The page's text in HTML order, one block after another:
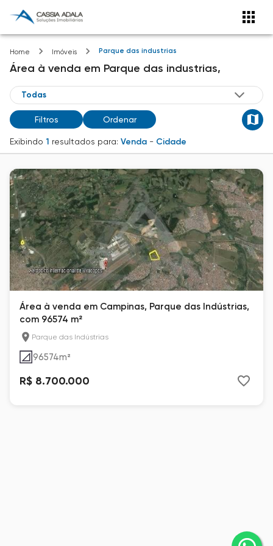
Home Imóveis Parque das industrias
Área à venda em Parque das industrias,
Filtros Ordenar
Exibindo 1 resultados para: Venda - Cidade
Área à venda em Campinas, Parque das Indústrias,
com 96574 m²
Parque das Indústrias
96574m²
R$ 8.700.000